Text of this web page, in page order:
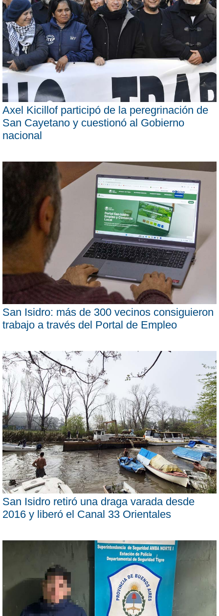
Axel Kicillof participó de la peregrinación de
San Cayetano y cuestionó al Gobierno
nacional
San Isidro: más de 300 vecinos consiguieron
trabajo a través del Portal de Empleo
San Isidro retiró una draga varada desde
2016 y liberó el Canal 33 Orientales